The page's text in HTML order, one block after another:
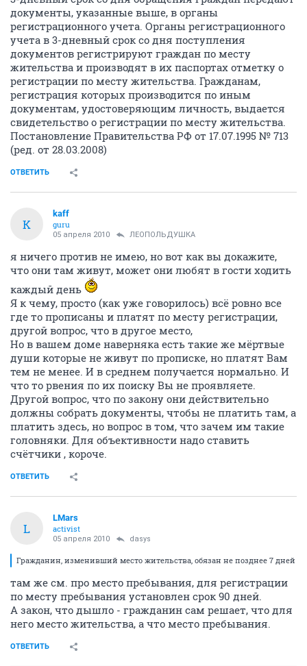
документы, указанные выше, в органы
регистрационного учета. Органы регистрационного
учета в 3-дневный срок со дня поступления
документов регистрируют граждан по месту
жительства и производят в их паспортах отметку о
регистрации по месту жительства. Гражданам,
регистрация которых производится по иным
документам, удостоверяющим личность, выдается
свидетельство о регистрации по месту жительства.
Постановление Правительства РФ от 17.07.1995 № 713
(ред. от 28.03.2008)
ОТВЕТИТЬ
K
kaff
guru
05 апреля 2010 ЛЕОПОЛЬДУШКА
я ничего против не имею, но вот как вы докажите,
что они там живут, может они любят в гости ходить
каждый день
Я к чему, просто (как уже говорилось) всё ровно все
где то прописаны и платят по месту регистрации,
другой вопрос, что в другое место,
Но в вашем доме наверняка есть такие же мёртвые
души которые не живут по прописке, но платят Вам
тем не менее. И в среднем получается нормально. И
что то рвения по их поиску Вы не проявляете.
Другой вопрос, что по закону они действительно
должны собрать документы, чтобы не платить там, а
платить здесь, но вопрос в том, что зачем им такие
головняки. Для объективности надо ставить
счётчики , короче.
ОТВЕТИТЬ
L
LMars
activist
05 апреля 2010 dasys
Гражданин, изменивший место жительства, обязан не позднее 7 дней
там же см. про место пребывания, для регистрации
по месту пребывания установлен срок 90 дней.
А закон, что дышло - гражданин сам решает, что для
него место жительства, а что место пребывания.
ОТВЕТИТЬ